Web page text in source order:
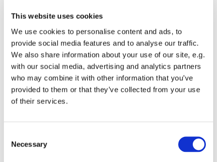
This website uses cookies
We use cookies to personalise content and ads, to
provide social media features and to analyse our traffic.
We also share information about your use of our site, e.g.
with our social media, advertising and analytics partners
who may combine it with other information that you’ve
provided to them or that they’ve collected from your use
of their services.
Necessary
Hier wird auch schon zu einer neuen Veranstaltung
am Schuljahresende eingeladen.Am 5. Juli von 10
bis 13 Uhr gibt es die nächste "Kirche kunterbunt"
in der Dreifaltigkeitskirche Zossen, im
Gemeindesaal und Pfarrgarten.
Im Mittelpunkt steht diesmal das Thema: „Folge
dem Wegweiser“.
"Der Weg der Israeliten durch
Mutlosigkeit, aber auch von Vertrauen, Hoffnung